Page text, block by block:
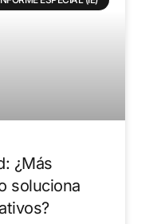
¿Más
soluciona